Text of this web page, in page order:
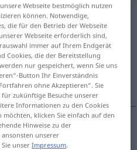
anklicken/antippen)
Webseite bestmöglich nutzen
können. Notwendige,
die für den Betrieb der Webseite
Webseite erforderlich sind,
immer auf Ihrem Endgerät
Cookies, die der Bereitstellung
nur gespeichert, wenn Sie uns
Button Ihr Einverständnis
ohne Akzeptieren“. Sie
zukünftige Besuche unserer
Informationen zu den Cookies
klicken Sie einfach auf den
Hinweise zu der
unserer
Sie unserImpressum.